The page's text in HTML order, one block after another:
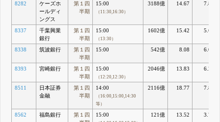
8282
ケーズホ
ールディ
ングス
第１四
半期
15:00
（11:30,16:30）
3188億 14.67 7.87
8337
千葉興業
銀行
第１四
半期
15:00
（13:30）
1602億 15.42 5.65
8338 筑波銀行
第１四
半期
15:00 542億 8.08 6.03
8393 宮崎銀行
第１四
半期
15:00
（12:20,12:30）
2046億 13.83 6.24
8511
日本証券
金融
第１四
半期
14:00
（16:00,15:00,14:30
等）
2116億 18.77 7.82
8562 福島銀行
第１四
15:00 121億 13.52 3.73